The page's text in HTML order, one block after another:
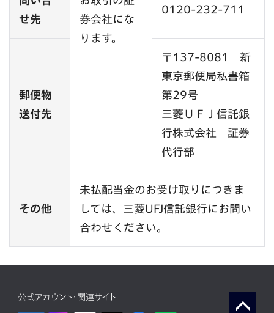
券会社にな
ります。
せ先
0120-232-711
郵便物
送付先
〒137-8081 新
東京郵便局私書箱
第29号
三菱ＵＦＪ信託銀
行株式会社 証券
代行部
その他
未払配当金のお受け取りにつきま
しては、三菱UFJ信託銀行にお問い
合わせください。
公式アカウント・関連サイト